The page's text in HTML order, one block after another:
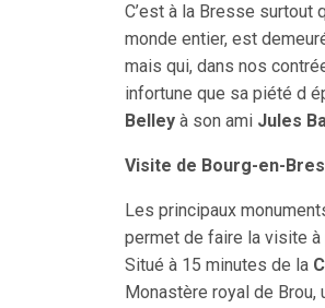
C’est à la Bresse surtout
monde entier, est
mais qui, dans nos
infortune que sa piété d
Belley à son ami Jules
Visite de Bourg-en-
Les principaux
permet de faire la visite à
Situé à 15 minutes de la
Monastère royal de